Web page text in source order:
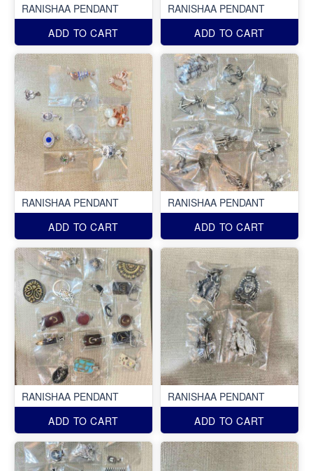
RANISHAA PENDANT
ADD TO CART
RANISHAA PENDANT
ADD TO CART
RANISHAA PENDANT
ADD TO CART
RANISHAA PENDANT
ADD TO CART
RANISHAA PENDANT
ADD TO CART
RANISHAA PENDANT
ADD TO CART